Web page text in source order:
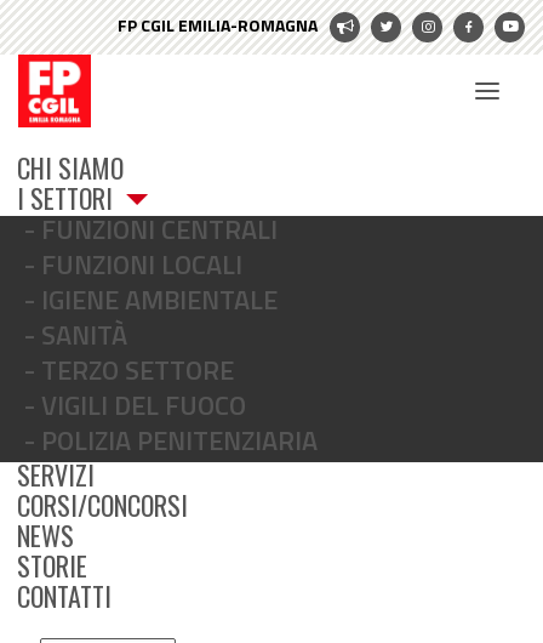
CHI SIAMO
I SETTORI
FUNZIONI CENTRALI
FUNZIONI LOCALI
IGIENE AMBIENTALE
SANITÀ
TERZO SETTORE
VIGILI DEL FUOCO
POLIZIA PENITENZIARIA
SERVIZI
CORSI/CONCORSI
NEWS
STORIE
CONTATTI
ambiente